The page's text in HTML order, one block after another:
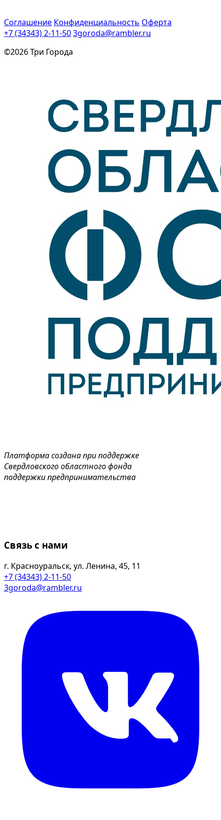
Соглашение Конфиденциальность Оферта
+7 (34343) 2-11-503goroda@rambler.ru
©2026 Три Города
Платформа создана при поддержке
Свердловского областного фонда
поддержки предпринимательства
Связь с нами
г. Красноуральск, ул. Ленина, 45, 11
+7 (34343) 2-11-50
3goroda@rambler.ru